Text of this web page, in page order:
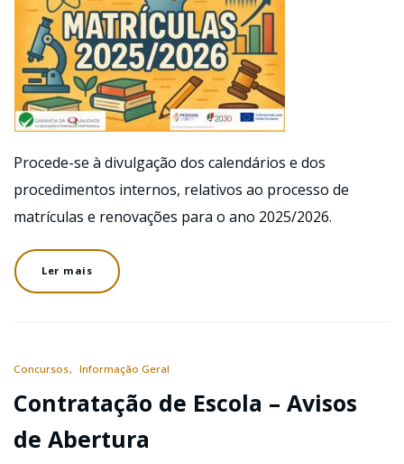
Procede-se à divulgação dos calendários e dos
procedimentos internos, relativos ao processo de
matrículas e renovações para o ano 2025/2026.
Ler mais
Concursos Informação Geral
Contratação de Escola – Avisos
de Abertura